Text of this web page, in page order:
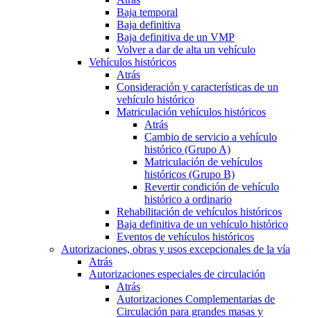
Baja temporal
Baja definitiva
Baja definitiva de un VMP
Volver a dar de alta un vehículo
Vehículos históricos
Atrás
Consideración y características de un
vehículo histórico
Matriculación vehículos históricos
Atrás
Cambio de servicio a vehículo
histórico (Grupo A)
Matriculación de vehículos
históricos (Grupo B)
Revertir condición de vehículo
histórico a ordinario
Rehabilitación de vehículos históricos
Baja definitiva de un vehículo histórico
Eventos de vehículos históricos
Autorizaciones, obras y usos excepcionales de la vía
Atrás
Autorizaciones especiales de circulación
Atrás
Autorizaciones Complementarias de
Circulación para grandes masas y